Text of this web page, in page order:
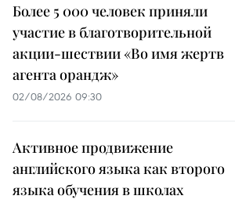
Более 5 000 человек приняли
участие в благотворительной
акции-шествии «Во имя жертв
агента орандж»
02/08/2026 09:30
Активное продвижение
английского языка как второго
языка обучения в школах